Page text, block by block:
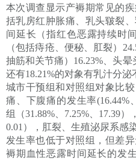
本次调查显示产褥期常见的
括乳房红肿胀痛、乳头皲裂
间延长（指红色恶露持续时
（包括痔疮、便秘、肛裂）
抽筋和关节痛）16.23%、头晕
还有18.21%的对象有乳汁分泌
城市干预组和对照组对象比
痛、下腹痛的发生率(16.44%
组（31.88%、7.25%、17.39）
0.01），肛裂、生殖泌尿系感
发生率也低于对照组，但差
褥期血性恶露时间延长的发